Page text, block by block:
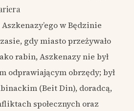
w Będzinie
gdy miasto przeżywało
rabin, Aszkenazy nie był
odprawiającym obrzędy; był
(Beit Din), doradcą,
społecznych oraz